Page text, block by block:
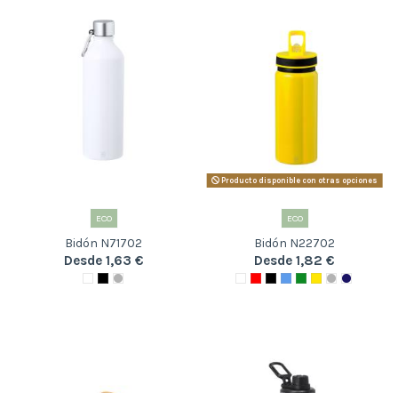
ECO
Bidón N71702
Desde 1,63 €
Producto disponible con otras opciones
ECO
Bidón N22702
Desde 1,82 €